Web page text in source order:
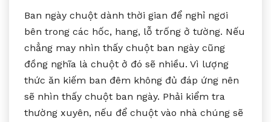
Ban ngày chuột dành thời gian để nghỉ ngơi
bên trong các hốc, hang, lỗ trống ở tường. Nếu
chẳng may nhìn thấy chuột ban ngày cũng
đồng nghĩa là chuột ở đó sẽ nhiều. Vì lượng
thức ăn kiếm ban đêm không đủ đáp ứng nên
sẽ nhìn thấy chuột ban ngày. Phải kiểm tra
thường xuyên, nếu để chuột vào nhà chúng sẽ